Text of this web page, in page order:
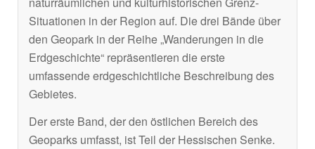
Situationen in der Region auf. Die drei Bände über
den Geopark in der Reihe „Wanderungen in die
Erdgeschichte“ repräsentieren die erste
umfassende erdgeschichtliche Beschreibung des
Gebietes.
Der erste Band, der den östlichen Bereich des
Geoparks umfasst, ist Teil der Hessischen Senke.